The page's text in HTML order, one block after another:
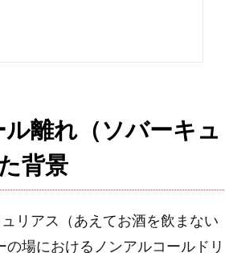
離れ（ソバーキュ
背景
リアス（あえてお酒を飲まない
場におけるノンアルコールドリ